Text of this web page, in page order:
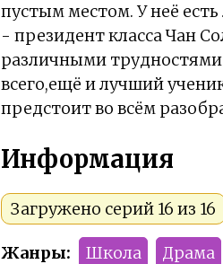
пустым местом. У неё
- президент класса Чан
различными
всего,ещё и лучший
предстоит во всём
Информация
Загружено серий 16 из 16
Жанры: Школа Драма